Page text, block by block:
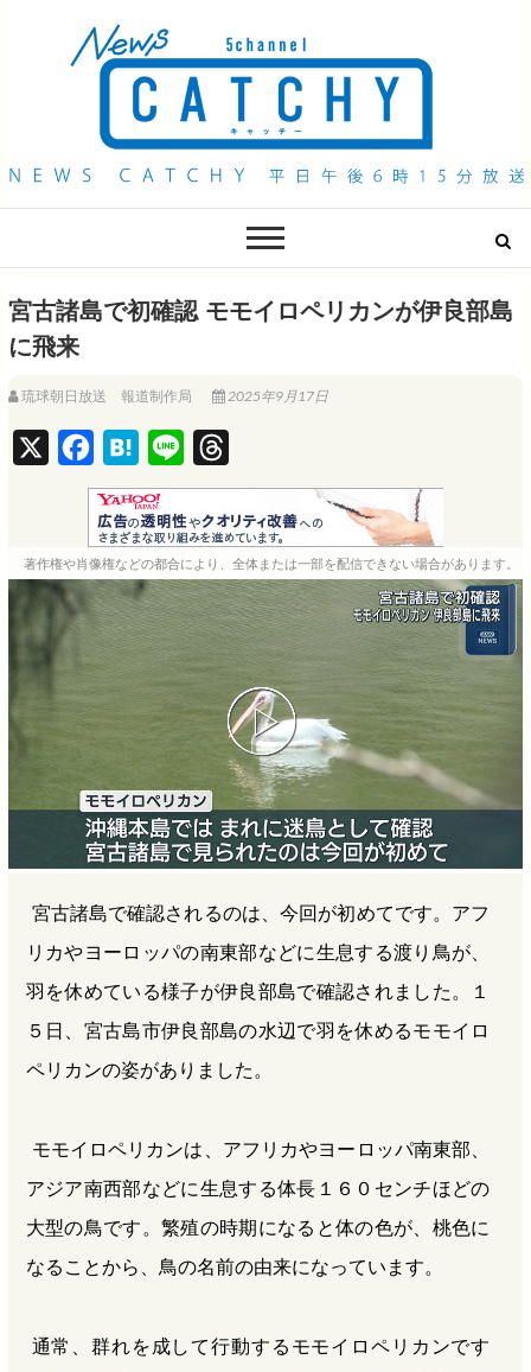
QAB NEWS Headline
宮古諸島で初確認 モモイロペリカンが伊良部島
に飛来
琉球朝日放送 報道制作局 2025年9月17日
a
c
e
b
o
o
k
H
a
t
e
n
a
i
n
e
h
r
e
a
d
著作権や肖像権などの都合により、全体または一部を配信できない場合があります。
宮古諸島で確認されるのは、今回が初めてです。アフ
リカやヨーロッパの南東部などに生息する渡り鳥が、
羽を休めている様子が伊良部島で確認されました。１
５日、宮古島市伊良部島の水辺で羽を休めるモモイロ
ペリカンの姿がありました。
モモイロペリカンは、アフリカやヨーロッパ南東部、
アジア南西部などに生息する体長１６０センチほどの
大型の鳥です。繁殖の時期になると体の色が、桃色に
なることから、鳥の名前の由来になっています。
通常、群れを成して行動するモモイロペリカンです